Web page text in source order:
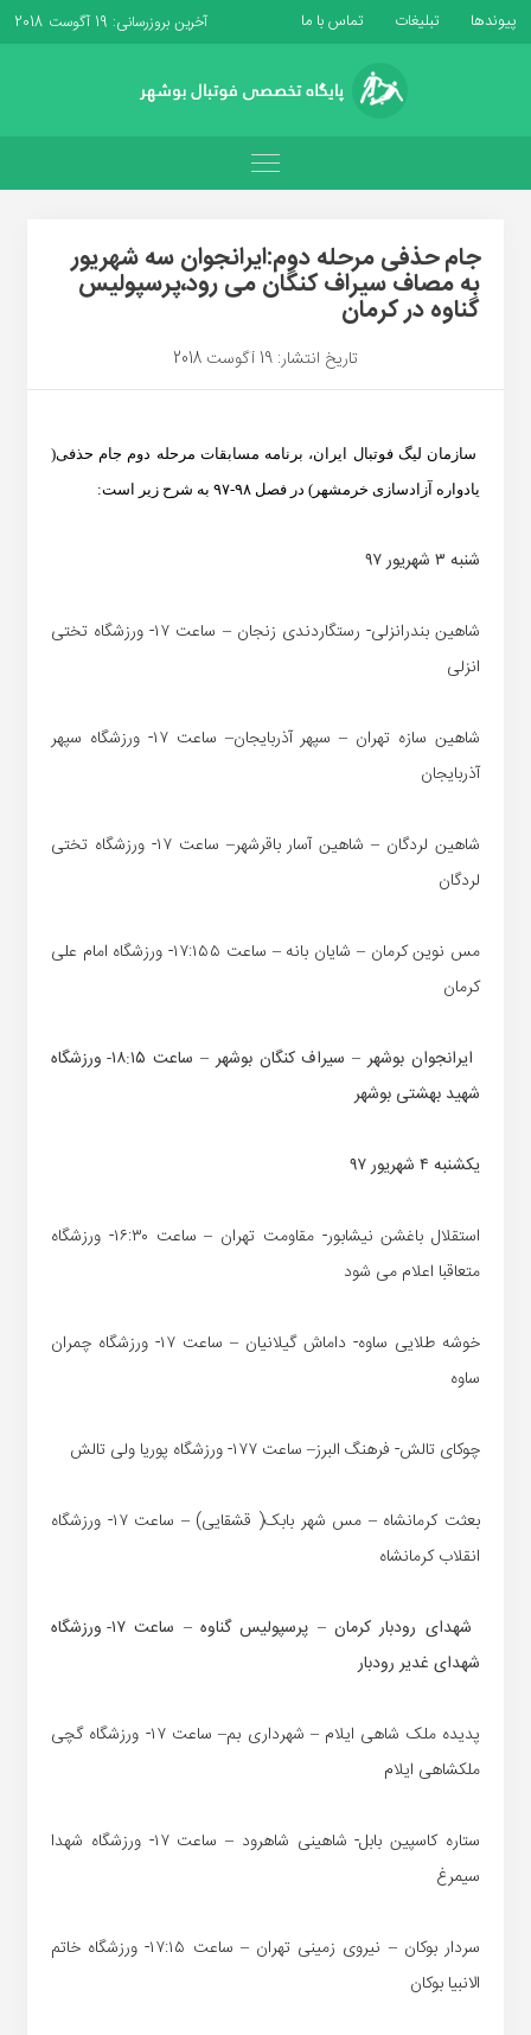
پیوندها تبلیغات تماس با ما آخرین بروزرسانی: 19 آگوست 2018
جام حذفی مرحله دوم:ایرانجوان سه شهریور
به مصاف سیراف کنگان می رود،پرسپولیس
گناوه در کرمان
تاریخ انتشار: 19 آگوست 2018
سازمان لیگ فوتبال ایران، برنامه مسابقات مرحله دوم جام حذفی(
یادواره آزادسازی خرمشهر) در ‏فصل ۹۸-۹۷ به شرح زیر است:‏
شنبه ۳ شهریور ۹۷‏
شاهین بندرانزلی- رستگاردندی زنجان – ساعت ۱۷- ورزشگاه تختی
انزلی
شاهین سازه تهران – سپهر آذربایجان– ساعت ۱۷- ورزشگاه سپهر
آذربایجان
شاهین لردگان – شاهین آسار باقرشهر– ساعت ۱۷- ورزشگاه تختی
لردگان
مس نوین کرمان – شایان بانه – ساعت ۱۷:۱۵۵- ورزشگاه امام علی
کرمان
ایرانجوان بوشهر – سیراف کنگان بوشهر – ساعت ۱۸:۱۵- ورزشگاه
شهید بهشتی بوشهر
یکشنبه ۴ شهریور ۹۷‏
استقلال باغشن نیشابور- مقاومت تهران – ساعت ۱۶:۳۰- ورزشگاه
متعاقبا اعلام می شود
خوشه طلایی ساوه- داماش گیلانیان – ساعت ۱۷- ورزشگاه چمران
ساوه
چوکای تالش- فرهنگ البرز– ساعت ۱۷۷- ورزشگاه پوریا ولی تالش
بعثت کرمانشاه – مس شهر بابک( قشقایی) – ساعت ۱۷- ورزشگاه
انقلاب کرمانشاه
شهدای رودبار کرمان – پرسپولیس گناوه – ساعت ۱۷- ورزشگاه
شهدای غدیر رودبار
پدیده ملک شاهی ایلام – شهرداری بم– ساعت ۱۷- ورزشگاه گچی
ملکشاهی ایلام
ستاره کاسپین بابل- شاهینی شاهرود – ساعت ۱۷- ورزشگاه شهدا
سیمرغ
سردار بوکان – نیروی زمینی تهران – ساعت ۱۷:۱۵- ورزشگاه خاتم
الانبیا بوکان